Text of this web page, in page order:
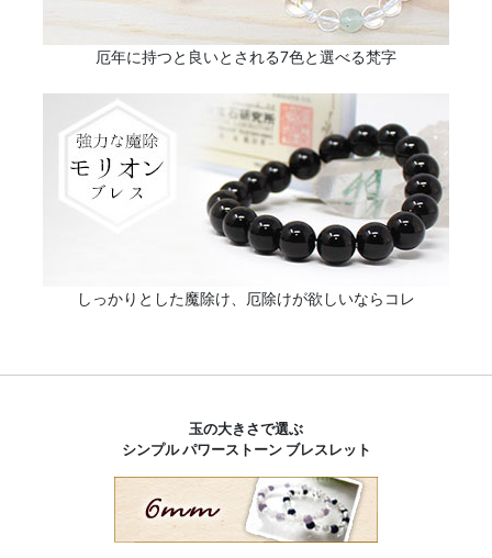
厄年に持つと良いとされる7色と選べる梵字
しっかりとした魔除け、厄除けが欲しいならコレ
玉の大きさで選ぶ
シンプル パワーストーン ブレスレット